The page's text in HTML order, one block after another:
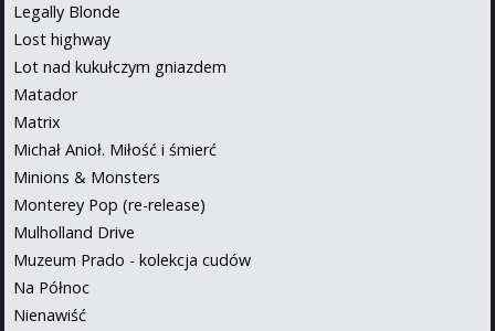
Legally Blonde
Lost highway
Lot nad kukułczym gniazdem
Matador
Matrix
Michał Anioł. Miłość i śmierć
Minions & Monsters
Monterey Pop (re-release)
Mulholland Drive
Muzeum Prado - kolekcja cudów
Na Północ
Nienawiść